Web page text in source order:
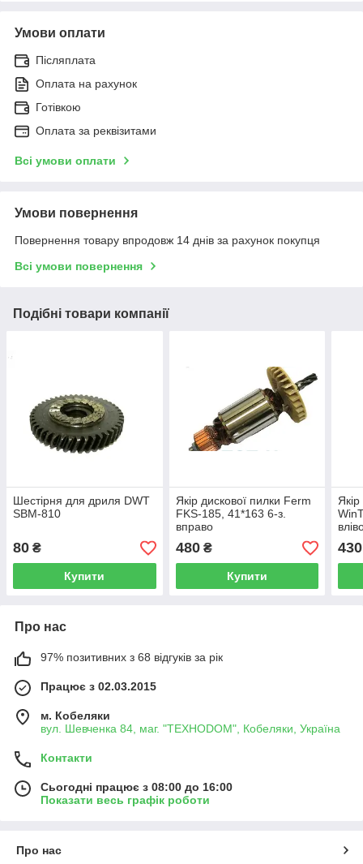
Умови оплати
Післяплата
Оплата на рахунок
Готівкою
Оплата за реквізитами
Всі умови оплати
Умови повернення
Повернення товару впродовж 14 днів за рахунок покупця
Всі умови повернення
Подібні товари компанії
Шестірня для дриля DWT
SBM-810
80 ₴
Купити
Якір дискової пилки Ferm
FKS-185, 41*163 6-з.
вправо
480₴
Купити
430
Про нас
97% позитивних з 68 відгуків за рік
Працює з 02.03.2015
м. Кобеляки
вул. Шевченка 84, маг. "ТЕХНОDOM", Кобеляки, Україна
Контакти
Сьогодні працює з 08:00 до 16:00
Показати весь графік роботи
Про нас